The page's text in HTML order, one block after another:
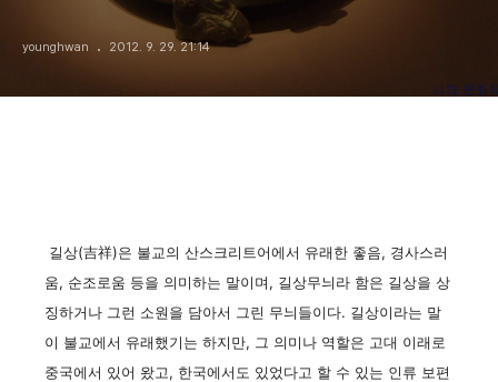
중국의 길상
younghwan 2012. 9. 29. 21:14
길상(吉祥)은 불교의 산스크리트어에서 유래한 좋음, 경사스러
움, 순조로움 등을 의미하는 말이며, 길상무늬라 함은 길상을 상
징하거나 그런 소원을 담아서 그린 무늬들이다. 길상이라는 말
이 불교에서 유래했기는 하지만, 그 의미나 역할은 고대 이래로
중국에서 있어 왔고, 한국에서도 있었다고 할 수 있는 인류 보편